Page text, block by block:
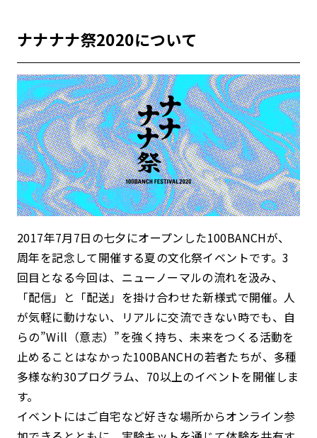
ナナナナ祭2020について
2017年7月7日の七夕にオープンした100BANCHが、
周年を記念して開催する夏の文化祭イベントです。3
回目となる今回は、ニューノーマルの流れを汲み、
「配信」と「配送」を掛け合わせた新様式で開催。人
が気軽に動けない、リアルに交流できない時でも、自
らの”Will（意志）”を強く持ち、未来をつくる活動を
止めることはなかった100BANCHの若者たちが、多種
多様な約30プログラム、70以上のイベントを開催しま
す。
イベントにはご自宅など好きな場所からオンライン参